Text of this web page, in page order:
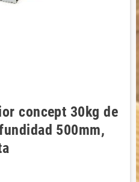
concept 30kg de
500mm,